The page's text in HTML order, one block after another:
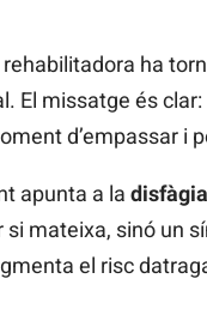
ha
El missatge és
d’empassar i
apunta a la disfàgia
mateixa, sinó un
el risc